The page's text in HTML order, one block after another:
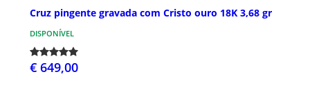
Cruz pingente gravada com Cristo ouro 18K 3,68 gr
DISPONÍVEL
€ 649,00